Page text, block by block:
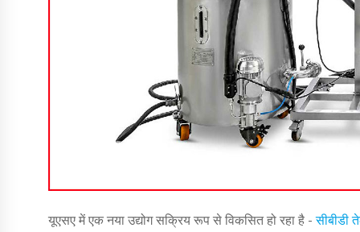
यूएसए में एक नया उद्योग सक्रिय रूप से विकसित हो रहा है -सीबीडी